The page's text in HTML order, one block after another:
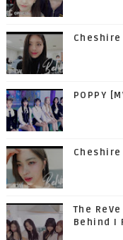
Cheshire
POPPY
Cheshire
The
Behind I